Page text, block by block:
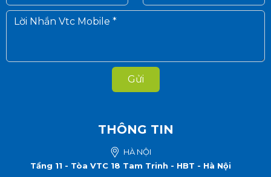
Gửi
THÔNG TIN
HÀ NỘI
Tầng 11 - Tòa VTC 18 Tam Trinh - HBT - Hà Nội